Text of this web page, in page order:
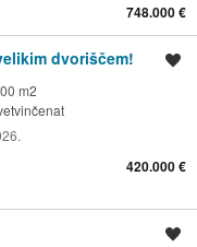
748.000 €
dvoriščem!
m2
420.000 €